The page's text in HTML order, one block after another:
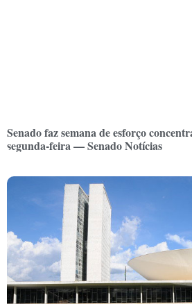
Senado faz semana de esforço
segunda-feira — Senado Notícias